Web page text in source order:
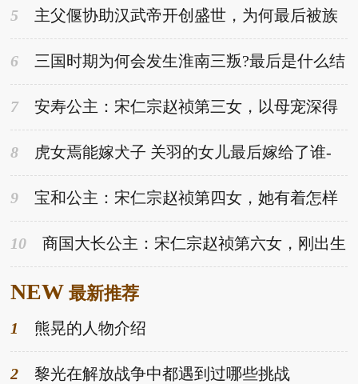
5
主父偃协助汉武帝开创盛世，为何最后被族
杀？-趣历史网
6
三国时期为何会发生淮南三叛?最后是什么结
果？-趣历史网
7
安寿公主：宋仁宗赵祯第三女，以母宠深得
赵祯深爱-趣历史网
8
虎女焉能嫁犬子 关羽的女儿最后嫁给了谁-
趣历史网
9
宝和公主：宋仁宗赵祯第四女，她有着怎样
的经历？-趣历史网
10
商国大长公主：宋仁宗赵祯第六女，刚出生
满六天就夭折-趣历史网
NEW最新推荐
1 熊晃的人物介绍
2 黎光在解放战争中都遇到过哪些挑战